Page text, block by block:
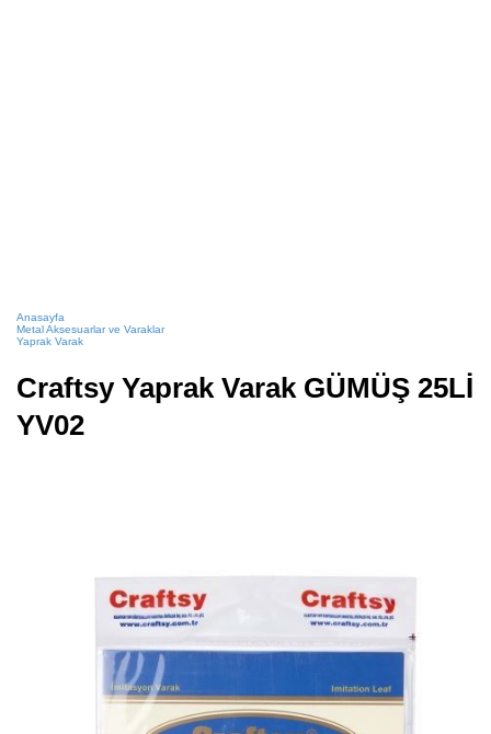
Anasayfa
Metal Aksesuarlar ve Varaklar
Yaprak Varak
Craftsy Yaprak Varak GÜMÜŞ 25Lİ
YV02